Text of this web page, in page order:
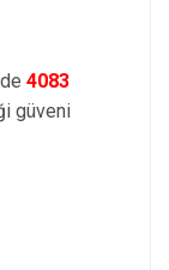
4083
güveni